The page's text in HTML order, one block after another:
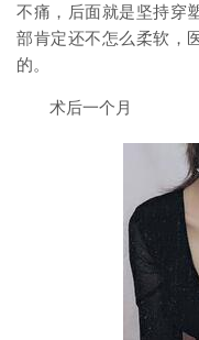
不痛，后面就是坚持穿
部肯定还不怎么柔软，
的。
术后一个月